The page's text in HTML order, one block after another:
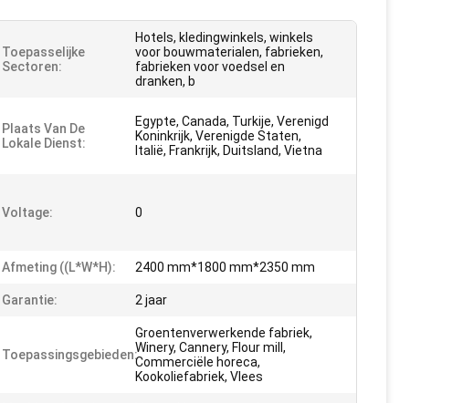
Toepasselijke
Sectoren:
Hotels, kledingwinkels, winkels
voor bouwmaterialen, fabrieken,
fabrieken voor voedsel en
dranken, b
Plaats Van De
Lokale Dienst:
Egypte, Canada, Turkije, Verenigd
Koninkrijk, Verenigde Staten,
Italië, Frankrijk, Duitsland, Vietna
Voltage: 0
Afmeting ((L*W*H): 2400 mm*1800 mm*2350 mm
Garantie: 2 jaar
Toepassingsgebieden:
Groentenverwerkende fabriek,
Winery, Cannery, Flour mill,
Commerciële horeca,
Kookoliefabriek, Vlees